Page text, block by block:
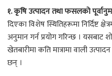
१. कृषि उत्पादन तथा फसलको
दिएका विशेष स्थितिहरूमा निर्दिष्ट
अनुमान गर्न प्रयोग गरिन्छ । यसबाट
खेतबारीमा कति मात्रामा वाली
छन् ।